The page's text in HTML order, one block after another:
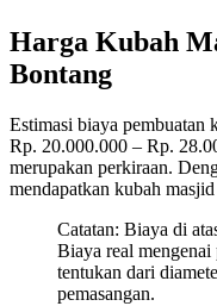
Harga Kubah
Bontang
Estimasi biaya pembuatan
Rp. 20.000.000 – Rp.
merupakan perkiraan.
mendapatkan kubah
Catatan: Biaya di
Biaya real
tentukan dari
pemasangan.